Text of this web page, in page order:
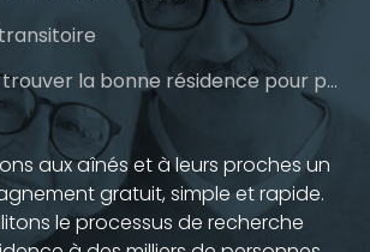
10 étapes pour trouver la bonne résidence pour personnes âgées
aux aînés et à leurs proches un
gratuit, simple et rapide.
le processus de recherche